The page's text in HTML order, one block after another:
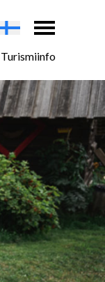
Turismiinfo